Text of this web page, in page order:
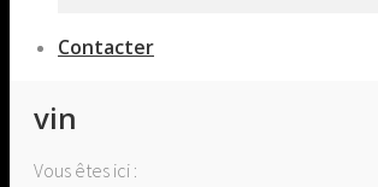
Contacter
vin
Vous êtes ici :